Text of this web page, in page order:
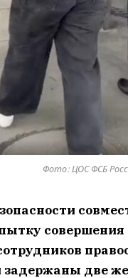
Фото: ЦОС ФСБ
совершения
задержаны две